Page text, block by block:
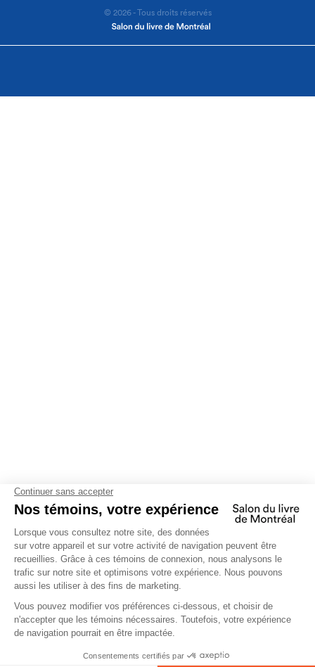
© 2026 - Tous droits réservés